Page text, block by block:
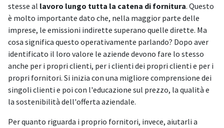
stesse al lavoro lungo tutta la catena di fornitura. Questo
è molto importante dato che, nella maggior parte delle
imprese, le emissioni indirette superano quelle dirette. Ma
cosa significa questo operativamente parlando? Dopo aver
identificato il loro valore le aziende devono fare lo stesso
anche per i propri clienti, per i clienti dei propri clienti e per i
propri fornitori. Si inizia con una migliore comprensione dei
singoli clienti e poi con l'educazione sul prezzo, la qualità e
la sostenibilità dell'offerta aziendale.
Per quanto riguarda i proprio fornitori, invece, aiutarli a